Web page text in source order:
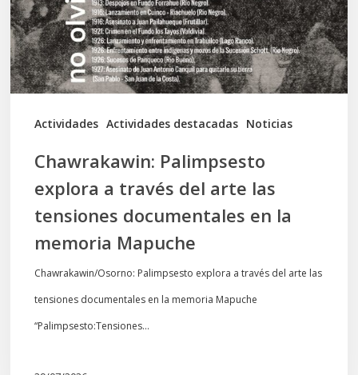
Actividades Actividades destacadas Noticias
del
arte
las
tensiones
documentales
memoria
Mapuche
Chawrakawin: Palimpsesto
explora a través del arte las
tensiones documentales en la
memoria Mapuche
Chawrakawin/Osorno: Palimpsesto explora a través del arte las
tensiones documentales en la memoria Mapuche
“Palimpsesto:Tensiones…